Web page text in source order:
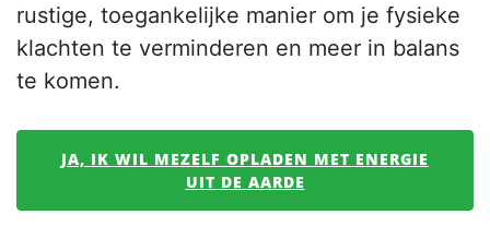
rustige, toegankelijke manier om je fysieke
klachten te verminderen en meer in balans
te komen.
JA, IK WIL MEZELF OPLADEN MET ENERGIE
UIT DE AARDE